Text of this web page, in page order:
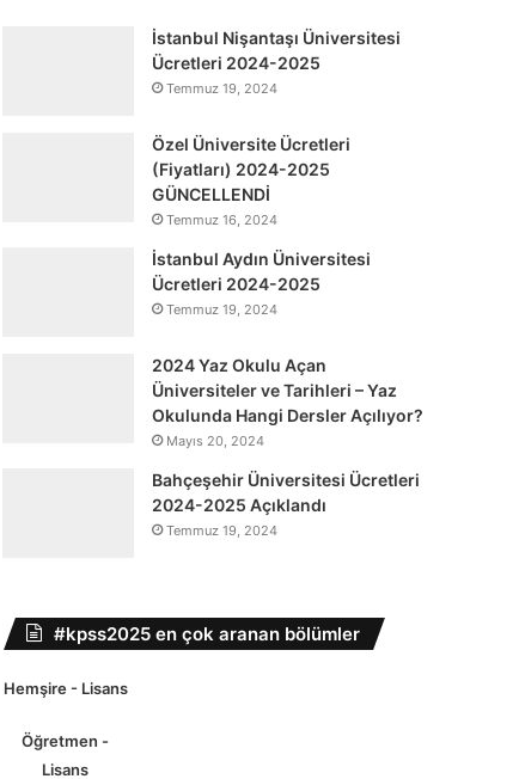
İstanbul Nişantaşı Üniversitesi
Ücretleri 2024-2025
Temmuz 19, 2024
Özel Üniversite Ücretleri
(Fiyatları) 2024-2025
GÜNCELLENDİ
Temmuz 16, 2024
İstanbul Aydın Üniversitesi
Ücretleri 2024-2025
Temmuz 19, 2024
2024 Yaz Okulu Açan
Üniversiteler ve Tarihleri – Yaz
Okulunda Hangi Dersler Açılıyor?
Mayıs 20, 2024
Bahçeşehir Üniversitesi Ücretleri
2024-2025 Açıklandı
Temmuz 19, 2024
#kpss2025 en çok aranan bölümler
Hemşire - Lisans
Öğretmen -
Lisans